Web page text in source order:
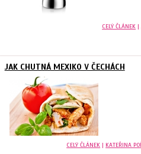
CELÝ ČLÁNEK |
JAK CHUTNÁ MEXIKO V ČECHÁCH
CELÝ ČLÁNEK | KATEŘINA